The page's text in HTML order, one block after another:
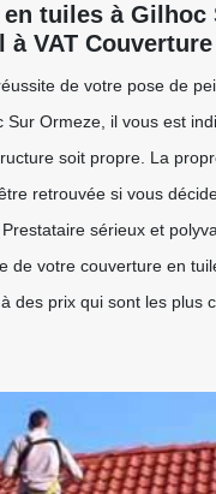
tuiles à Gilhoc
à VAT Couverture
de votre pose de
Sur Ormeze, il vous est
soit propre. La
retrouvée si vous
sérieux et
de votre couverture en
des prix qui sont les plus